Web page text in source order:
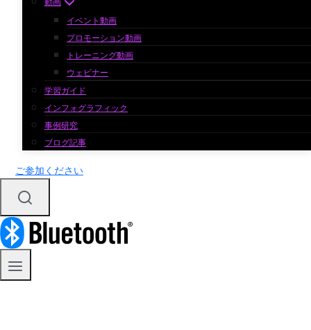
イベント動画
プロモーション動画
トレーニング動画
ウェビナー
学習ガイド
インフォグラフィック
事例研究
ブログ記事
ご参加ください